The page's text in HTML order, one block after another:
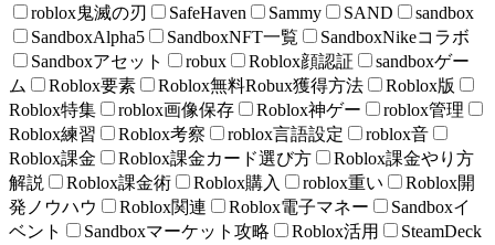
roblox鬼滅の刃
SafeHaven Sammy SAND
sandbox
SandboxAlpha5
SandboxNFT一覧
SandboxNikeコラボ
Sandboxアセット
robux Roblox顔認証
sandboxゲー
ム
Roblox要素 Roblox無料Robux獲得方法
Roblox版
Roblox特集
roblox画像保存 Roblox神ゲー
roblox管理
Roblox練習
Roblox考察 roblox言語設定
roblox音
Roblox課金
Roblox課金カード選び方
Roblox課金やり方
解説
Roblox課金術 Roblox購入 roblox重い
Roblox開
発ノウハウ
Roblox関連 Roblox電子マネー
Sandboxイ
ベント
Sandboxマーケット攻略 Roblox活用
SteamDeck